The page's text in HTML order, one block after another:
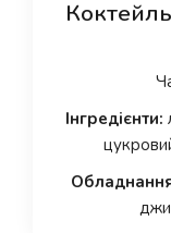
Інгредієнти: